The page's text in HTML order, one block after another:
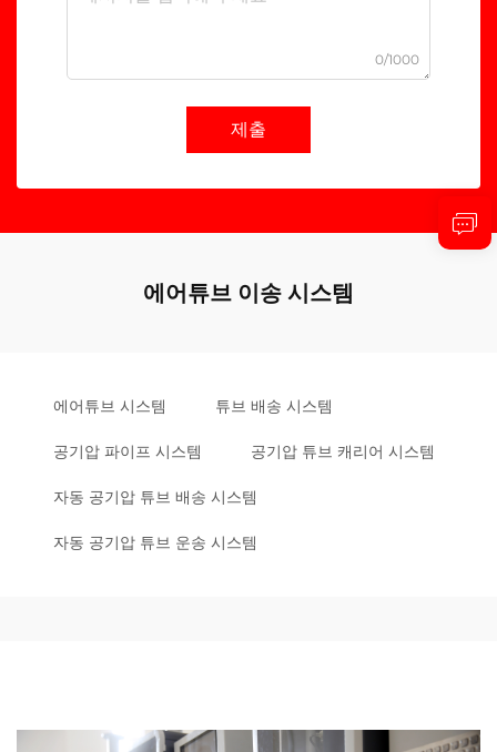
0/1000
제출
에어튜브 이송 시스템
에어튜브 시스템 튜브 배송 시스템
공기압 파이프 시스템 공기압 튜브 캐리어 시스템
자동 공기압 튜브 배송 시스템
자동 공기압 튜브 운송 시스템